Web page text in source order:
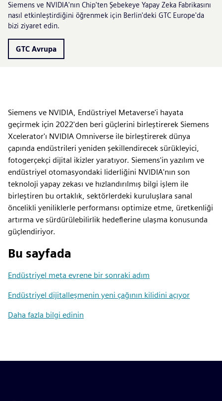
Siemens ve NVIDIA'nın Chip'ten Şebekeye Yapay Zeka Fabrikasını
nasıl etkinleştirdiğini öğrenmek için Berlin'deki GTC Europe'da
bizi ziyaret edin.
GTC Avrupa
Siemens ve NVIDIA, Endüstriyel Metaverse'i hayata
geçirmek için 2022'den beri güçlerini birleştirerek Siemens
Xcelerator'ı NVIDIA Omniverse ile birleştirerek dünya
çapında endüstrileri yeniden şekillendirecek sürükleyici,
fotogerçekçi dijital ikizler yaratıyor. Siemens'in yazılım ve
endüstriyel otomasyondaki liderliğini NVIDIA'nın son
teknoloji yapay zekası ve hızlandırılmış bilgi işlem ile
birleştiren bu ortaklık, sektörlerdeki kuruluşlara sanal
öncelikli yeniliklerle performansı optimize etme, üretkenliği
artırma ve sürdürülebilirlik hedeflerine ulaşma konusunda
güçlendiriyor.
Bu sayfada
Endüstriyel meta evrene bir sonraki adım
Endüstriyel dijitalleşmenin yeni çağının kilidini açıyor
Daha fazla bilgi edinin